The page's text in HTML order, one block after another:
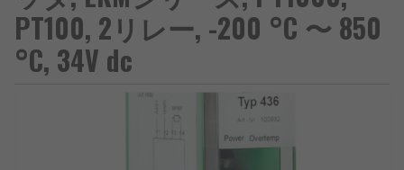
PT100, 2リレー, -200 °C 〜 850
°C, 34V dc